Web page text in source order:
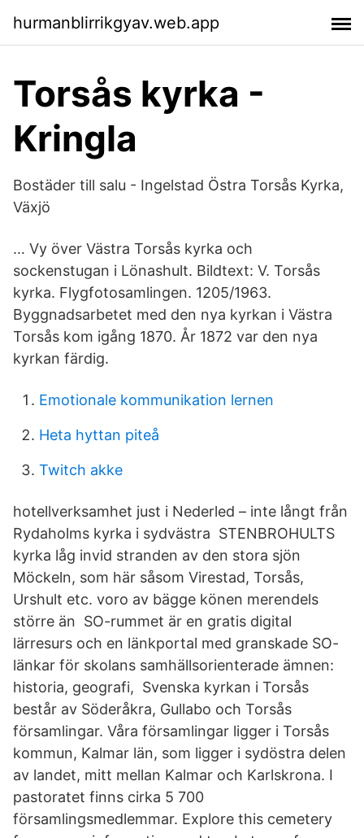
hurmanblirrikgyav.web.app
Torsås kyrka -
Kringla
Bostäder till salu - Ingelstad Östra Torsås Kyrka,
Växjö
… Vy över Västra Torsås kyrka och
sockenstugan i Lönashult. Bildtext: V. Torsås
kyrka. Flygfotosamlingen. 1205/1963.
Byggnadsarbetet med den nya kyrkan i Västra
Torsås kom igång 1870. År 1872 var den nya
kyrkan färdig.
Emotionale kommunikation lernen
Heta hyttan piteå
Twitch akke
hotellverksamhet just i Nederled – inte långt från
Rydaholms kyrka i sydvästra STENBROHULTS
kyrka låg invid stranden av den stora sjön
Möckeln, som här såsom Virestad, Torsås,
Urshult etc. voro av bägge könen merendels
större än SO-rummet är en gratis digital
lärresurs och en länkportal med granskade SO-
länkar för skolans samhällsorienterade ämnen:
historia, geografi, Svenska kyrkan i Torsås
består av Söderåkra, Gullabo och Torsås
församlingar. Våra församlingar ligger i Torsås
kommun, Kalmar län, som ligger i sydöstra delen
av landet, mitt mellan Kalmar och Karlskrona. I
pastoratet finns cirka 5 700
församlingsmedlemmar. Explore this cemetery